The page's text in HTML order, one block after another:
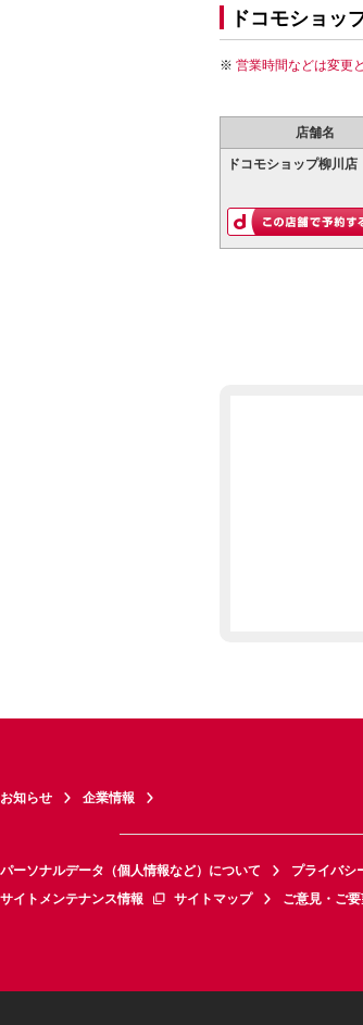
ドコモショッ
営業時間などは変更
店舗名
ドコモショップ柳川店
お知らせ 企業情報
パーソナルデータ（個人情報など）について プライバシ
サイトメンテナンス情報
サイトマップ ご意見・ご